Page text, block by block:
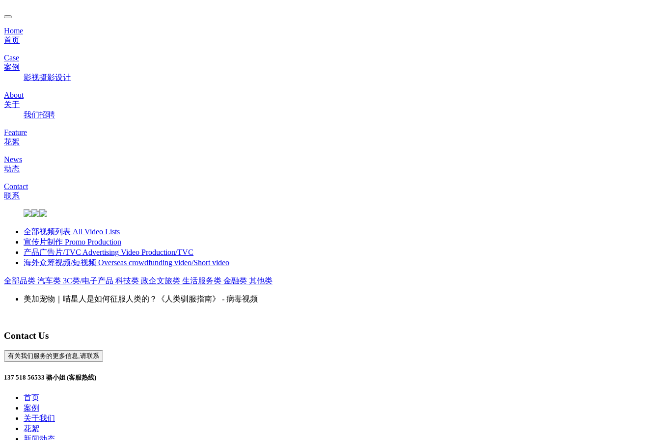
Home
首页
Case
案例
影视摄影设计
About
关于
我们招聘
Feature
花絮
News
动态
Contact
联系
全部视频列表 All Video Lists
宣传片制作 Promo Production
产品广告片/TVC Advertising Video Production/TVC
海外众筹视频/短视频 Overseas crowdfunding video/Short video
全部品类 汽车类 3C类/电子产品 科技类 政企文旅类 生活服务类 金融类 其他类
美加宠物｜喵星人是如何征服人类的？《人类驯服指南》 - 病毒视频
Contact Us
有关我们服务的更多信息,请联系
137 518 56533 骆小姐 (客服热线)
首页
案例
关于我们
花絮